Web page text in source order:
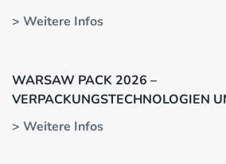
> Weitere Infos
WARSAW PACK 2026 –
VERPACKUNGSTECHNOLOGIEN
> Weitere Infos